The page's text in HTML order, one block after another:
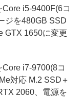
i5-9400F(6コ
ジを480GB SSD
GTX 1650に変更
i7-9700(8コ
対応 M.2 SSD＋
2060、電源を